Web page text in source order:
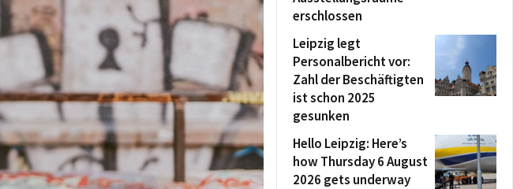
erschlossen
Leipzig legt
Personalbericht vor:
Zahl der Beschäftigten
ist schon 2025
gesunken
Hello Leipzig: Here’s
how Thursday 6 August
2026 gets underway